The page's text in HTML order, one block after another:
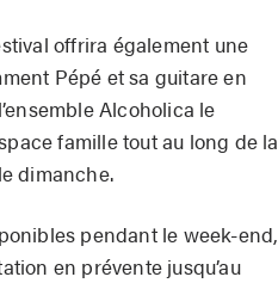
offrira également une
Pépé et sa guitare en
Alcoholica le
famille tout au long de la
dimanche.
pendant le week-end,
en prévente jusqu’au